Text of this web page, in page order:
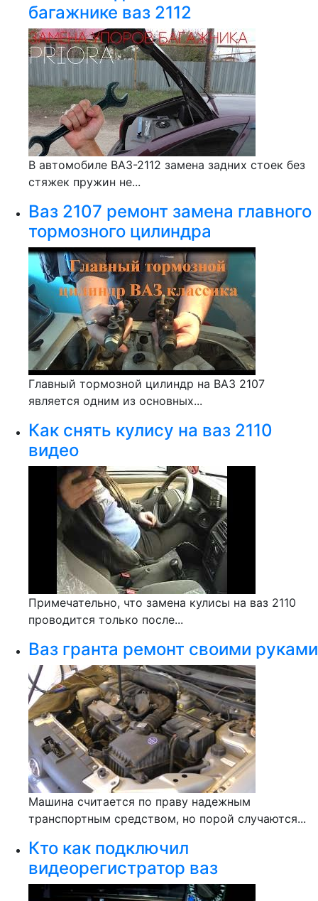
багажнике ваз 2112
В автомобиле ВАЗ-2112 замена задних стоек без
стяжек пружин не...
Ваз 2107 ремонт замена главного
тормозного цилиндра
Главный тормозной цилиндр на ВАЗ 2107
является одним из основных...
Как снять кулису на ваз 2110
видео
Примечательно, что замена кулисы на ваз 2110
проводится только после...
Ваз гранта ремонт своими руками
Машина считается по праву надежным
транспортным средством, но порой случаются...
Кто как подключил
видеорегистратор ваз